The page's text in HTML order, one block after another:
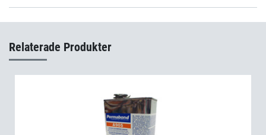
Permabond A1046 (sv-SE)
Relaterade Produkter